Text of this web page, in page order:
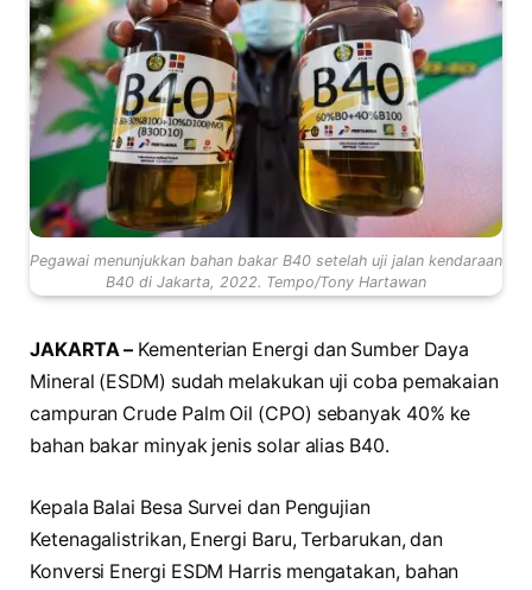
Pegawai menunjukkan bahan bakar B40 setelah uji jalan kendaraan
B40 di Jakarta, 2022. Tempo/Tony Hartawan
JAKARTA – Kementerian Energi dan Sumber Daya
Mineral (ESDM) sudah melakukan uji coba pemakaian
campuran Crude Palm Oil (CPO) sebanyak 40% ke
bahan bakar minyak jenis solar alias B40.
Kepala Balai Besa Survei dan Pengujian
Ketenagalistrikan, Energi Baru, Terbarukan, dan
Konversi Energi ESDM Harris mengatakan, bahan